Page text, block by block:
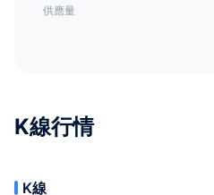
供應量
K線行情
K線